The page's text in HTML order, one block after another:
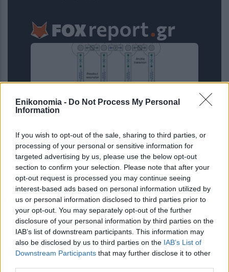
Enikonomia - Do Not Process My Personal
Information
If you wish to opt-out of the sale, sharing to third parties, or
processing of your personal or sensitive information for
targeted advertising by us, please use the below opt-out
section to confirm your selection. Please note that after your
opt-out request is processed you may continue seeing
interest-based ads based on personal information utilized by
us or personal information disclosed to third parties prior to
your opt-out. You may separately opt-out of the further
disclosure of your personal information by third parties on the
IAB’s list of downstream participants. This information may
also be disclosed by us to third parties on the IAB’s List of
Downstream Participants that may further disclose it to other
Νέα κβαντική πύλη εντοπίζει μόνη
της τα σφάλματα ως απώλειες
φωτονίων